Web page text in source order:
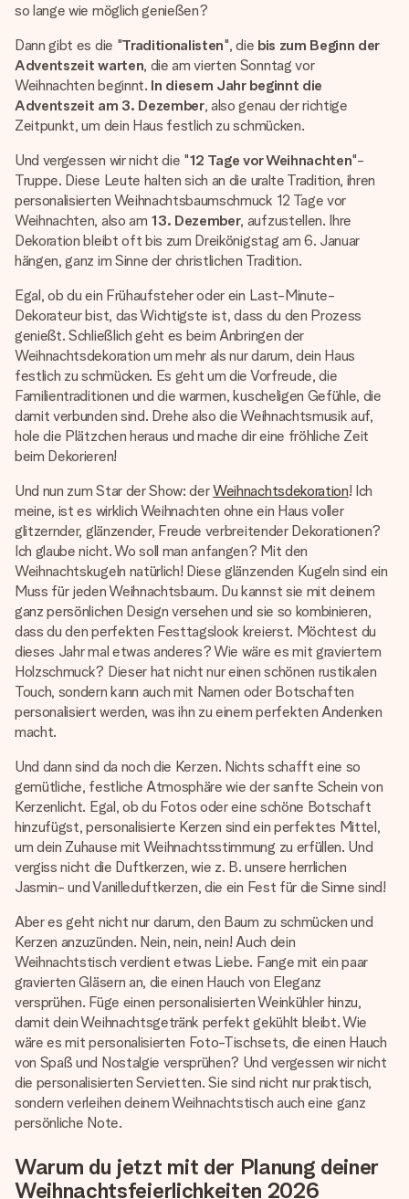
so lange wie möglich genießen?
Dann gibt es die "Traditionalisten", die bis zum Beginn der
Adventszeit warten, die am vierten Sonntag vor
Weihnachten beginnt. In diesem Jahr beginnt die
Adventszeit am 3. Dezember, also genau der richtige
Zeitpunkt, um dein Haus festlich zu schmücken.
Und vergessen wir nicht die "12 Tage vor Weihnachten"-
Truppe. Diese Leute halten sich an die uralte Tradition, ihren
personalisierten Weihnachtsbaumschmuck 12 Tage vor
Weihnachten, also am 13. Dezember, aufzustellen. Ihre
Dekoration bleibt oft bis zum Dreikönigstag am 6. Januar
hängen, ganz im Sinne der christlichen Tradition.
Egal, ob du ein Frühaufsteher oder ein Last-Minute-
Dekorateur bist, das Wichtigste ist, dass du den Prozess
genießt. Schließlich geht es beim Anbringen der
Weihnachtsdekoration um mehr als nur darum, dein Haus
festlich zu schmücken. Es geht um die Vorfreude, die
Familientraditionen und die warmen, kuscheligen Gefühle, die
damit verbunden sind. Drehe also die Weihnachtsmusik auf,
hole die Plätzchen heraus und mache dir eine fröhliche Zeit
beim Dekorieren!
Und nun zum Star der Show: derWeihnachtsdekoration! Ich
meine, ist es wirklich Weihnachten ohne ein Haus voller
glitzernder, glänzender, Freude verbreitender Dekorationen?
Ich glaube nicht. Wo soll man anfangen? Mit den
Weihnachtskugeln natürlich! Diese glänzenden Kugeln sind ein
Muss für jeden Weihnachtsbaum. Du kannst sie mit deinem
ganz persönlichen Design versehen und sie so kombinieren,
dass du den perfekten Festtagslook kreierst. Möchtest du
dieses Jahr mal etwas anderes? Wie wäre es mit graviertem
Holzschmuck? Dieser hat nicht nur einen schönen rustikalen
Touch, sondern kann auch mit Namen oder Botschaften
personalisiert werden, was ihn zu einem perfekten Andenken
macht.
Und dann sind da noch die Kerzen. Nichts schafft eine so
gemütliche, festliche Atmosphäre wie der sanfte Schein von
Kerzenlicht. Egal, ob du Fotos oder eine schöne Botschaft
hinzufügst, personalisierte Kerzen sind ein perfektes Mittel,
um dein Zuhause mit Weihnachtsstimmung zu erfüllen. Und
vergiss nicht die Duftkerzen, wie z. B. unsere herrlichen
Jasmin- und Vanilleduftkerzen, die ein Fest für die Sinne sind!
Aber es geht nicht nur darum, den Baum zu schmücken und
Kerzen anzuzünden. Nein, nein, nein! Auch dein
Weihnachtstisch verdient etwas Liebe. Fange mit ein paar
gravierten Gläsern an, die einen Hauch von Eleganz
versprühen. Füge einen personalisierten Weinkühler hinzu,
damit dein Weihnachtsgetränk perfekt gekühlt bleibt. Wie
wäre es mit personalisierten Foto-Tischsets, die einen Hauch
von Spaß und Nostalgie versprühen? Und vergessen wir nicht
die personalisierten Servietten. Sie sind nicht nur praktisch,
sondern verleihen deinem Weihnachtstisch auch eine ganz
persönliche Note.
Warum du jetzt mit der Planung deiner
Weihnachtsfeierlichkeiten 2026